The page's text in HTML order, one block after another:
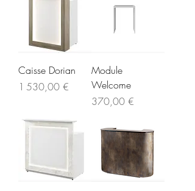
Caisse Dorian
Prix
1 530,00 €
Module
Welcome
Prix
370,00 €